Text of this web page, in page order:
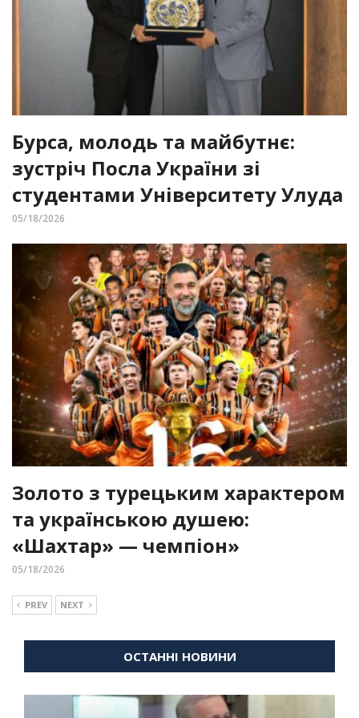
Бурса, молодь та майбутнє:
зустріч Посла України зі
студентами Університету Улуда
05/18/2026
Золото з турецьким характером
та українською душею:
«Шахтар» — чемпіон»
05/18/2026
PREV NEXT
ОСТАННІ НОВИНИ